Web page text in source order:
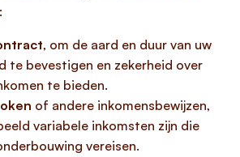
, om de aard en duur van uw
te bevestigen en zekerheid over
te bieden.
of andere inkomensbewijzen,
variabele inkomsten zijn die
vereisen.